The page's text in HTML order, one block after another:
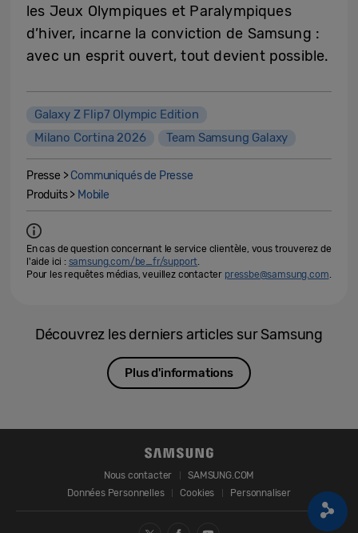
les Jeux Olympiques et Paralympiques
d’hiver, incarne la conviction de Samsung :
avec un esprit ouvert, tout devient possible.
Galaxy Z Flip7 Olympic Edition
Milano Cortina 2026
Team Samsung Galaxy
Presse >Communiqués de Presse
Produits > Mobile
En cas de question concernant le service clientèle, vous trouverez de
l'aide ici : samsung.com/be_fr/support.
Pour les requêtes médias, veuillez contacter pressbe@samsung.com.
Découvrez les derniers articles sur Samsung
Plus d'informations
Nous contacter
SAMSUNG.COM
Données Personnelles
Cookies Personnaliser